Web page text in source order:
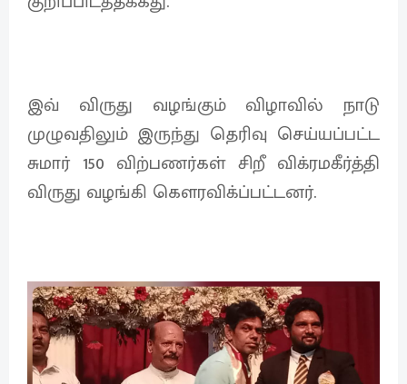
இவ் விருது வழங்கும் விழாவில் நாடு
முழுவதிலும் இருந்து தெரிவு செய்யப்பட்ட
சுமார் 150 விற்பணர்கள் சிறீ விக்ரமகீர்த்தி
விருது வழங்கி கௌரவிக்ப்பட்டனர்.